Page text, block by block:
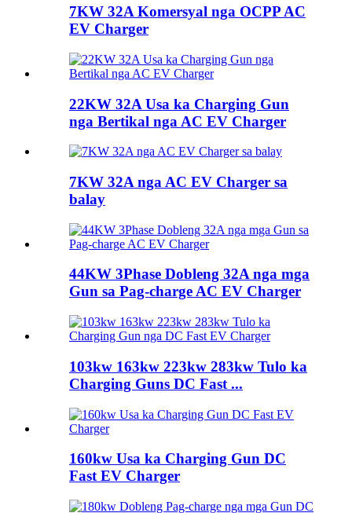
7KW 32A Komersyal nga OCPP AC
EV Charger
22KW 32A Usa ka Charging Gun
nga Bertikal nga AC EV Charger
7KW 32A nga AC EV Charger sa
balay
44KW 3Phase Dobleng 32A nga mga
Gun sa Pag-charge AC EV Charger
103kw 163kw 223kw 283kw Tulo ka
Charging Guns DC Fast ...
160kw Usa ka Charging Gun DC
Fast EV Charger